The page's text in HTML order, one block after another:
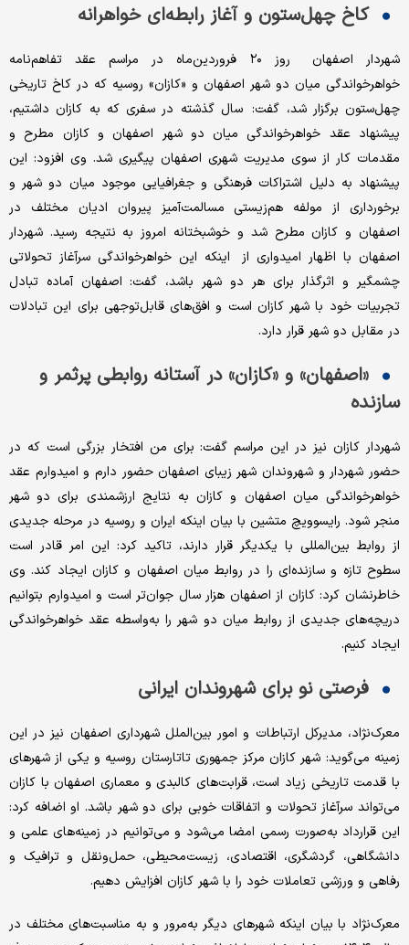
کاخ چهل‌‌‌ستون و آغاز رابطه‌‌‌ای خواهرانه
شهردار اصفهان روز ۲۰ فروردین‌‌‌ماه در مراسم عقد تفاهم‌‌‌نامه
خواهرخواندگی میان دو شهر اصفهان و «کازان» روسیه که در کاخ تاریخی
چهل‌‌‌ستون برگزار شد، گفت: سال گذشته در سفری که به کازان داشتیم،
پیشنهاد عقد خواهرخواندگی میان دو شهر اصفهان و‌‌‌ کازان مطرح و
مقدمات کار از سوی مدیریت شهری اصفهان پیگیری شد. وی افزود: این
پیشنهاد به دلیل اشتراکات فرهنگی و جغرافیایی موجود میان دو شهر و
برخورداری از مولفه هم‌‌‌زیستی مسالمت‌‌‌آمیز پیروان ادیان مختلف در
اصفهان و کازان مطرح شد و خوشبختانه امروز به نتیجه رسید. شهردار
اصفهان با اظهار امیدواری از اینکه این خواهرخواندگی سرآغاز تحولاتی
چشمگیر و اثرگذار برای هر دو شهر باشد، گفت: اصفهان آماده تبادل
تجربیات خود با شهر کازان است و افق‌‌‌های قابل‌‌‌توجهی برای این تبادلات
در مقابل دو شهر قرار دارد.
«اصفهان» و «کازان» در آستانه روابطی پرثمر و
سازنده
شهردار کازان نیز در این مراسم گفت: برای من افتخار بزرگی است که در
حضور شهردار و شهروندان شهر زیبای اصفهان حضور دارم و‌‌‌ امیدوارم عقد
خواهرخواندگی میان اصفهان و کازان به نتایج ارزشمندی برای دو شهر
منجر شود. رایسوویچ متشین با بیان اینکه ایران‌‌‌ و روسیه در مرحله جدیدی
از روابط بین‌‌‌المللی با یکدیگر قرار دارند، تاکید کرد: این امر قادر است
سطوح تازه‌‌‌ و سازنده‌‌‌ای را در روابط میان اصفهان و‌‌‌ کازان ایجاد کند. وی
خاطرنشان کرد: کازان از اصفهان هزار سال جوان‌‌‌تر است و‌‌‌ امیدوارم بتوانیم
دریچه‌‌‌های جدیدی از روابط میان دو شهر را به‌‌‌واسطه عقد خواهرخواندگی
ایجاد کنیم.
فرصتی نو برای شهروندان ایرانی
معرک‌‌‌نژاد، مدیرکل ارتباطات و امور بین‌‌‌الملل شهرداری اصفهان نیز در این
زمینه می‌‌‌گوید: شهر کازان مرکز جمهوری تاتارستان روسیه و یکی از شهرهای
با قدمت تاریخی زیاد است، قرابت‌‌‌های کالبدی و معماری اصفهان با کازان
می‌‌‌تواند سرآغاز تحولات و اتفاقات خوبی برای دو شهر باشد. او اضافه کرد:
این قرارداد به‌‌‌صورت رسمی امضا می‌‌‌شود و می‌‌‌توانیم در زمینه‌‌‌های علمی و
دانشگاهی، گردشگری، اقتصادی، زیست‌‌‌محیطی، حمل‌‌‌ونقل و ترافیک و
رفاهی و ورزشی تعاملات خود را با شهر کازان افزایش دهیم.
معرک‌‌‌نژاد با بیان اینکه شهرهای دیگر به‌‌‌مرور و به مناسبت‌‌‌های مختلف در